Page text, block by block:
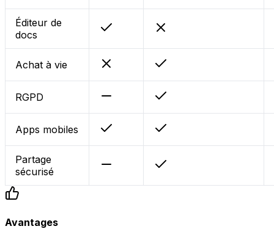
Éditeur de
docs
Achat à vie
RGPD
Apps mobiles
Partage
sécurisé
Avantages